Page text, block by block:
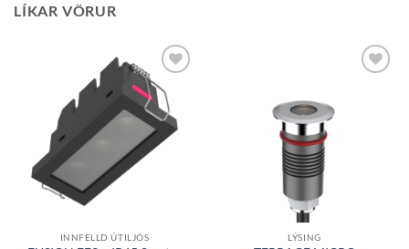
LÍKAR VÖRUR
Bæta á
óskalista
INNFELLD ÚTILJÓS LÝSING